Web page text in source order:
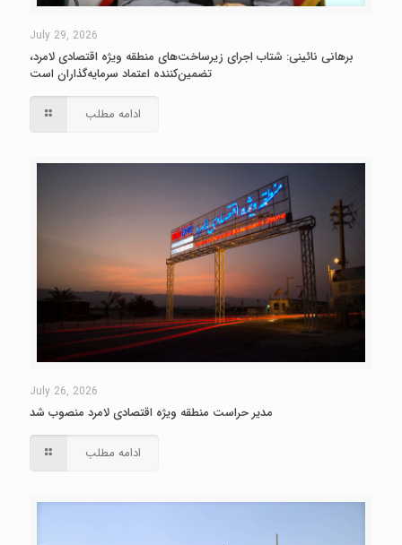
July 29, 2026
برهانی نائینی: شتاب اجرای زیرساخت‌های منطقه ویژه اقتصادی لامرد،
تضمین‌کننده اعتماد سرمایه‌گذاران است
ادامه مطلب
July 26, 2026
مدیر حراست منطقه ویژه اقتصادی لامرد منصوب شد
ادامه مطلب